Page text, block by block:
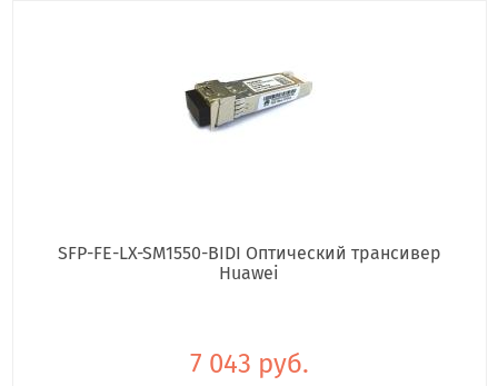
SFP-FE-LX-SM1550-BIDI Оптический трансивер
Huawei
7 043 руб.